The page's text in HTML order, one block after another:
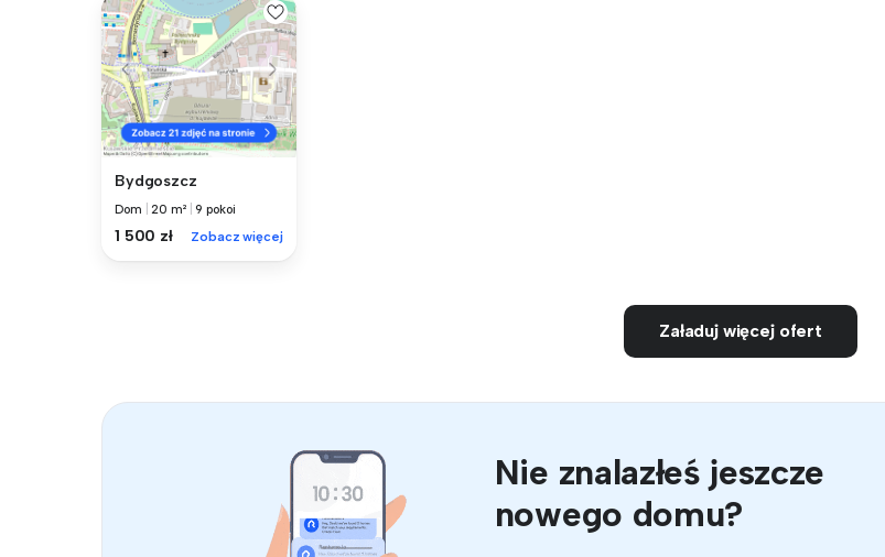
Bydgoszcz
Dom 20 m² |9 pokoi
1 500 zł Zobacz więcej
Załaduj więcej ofert
Nie znalazłeś jeszcze
nowego domu?